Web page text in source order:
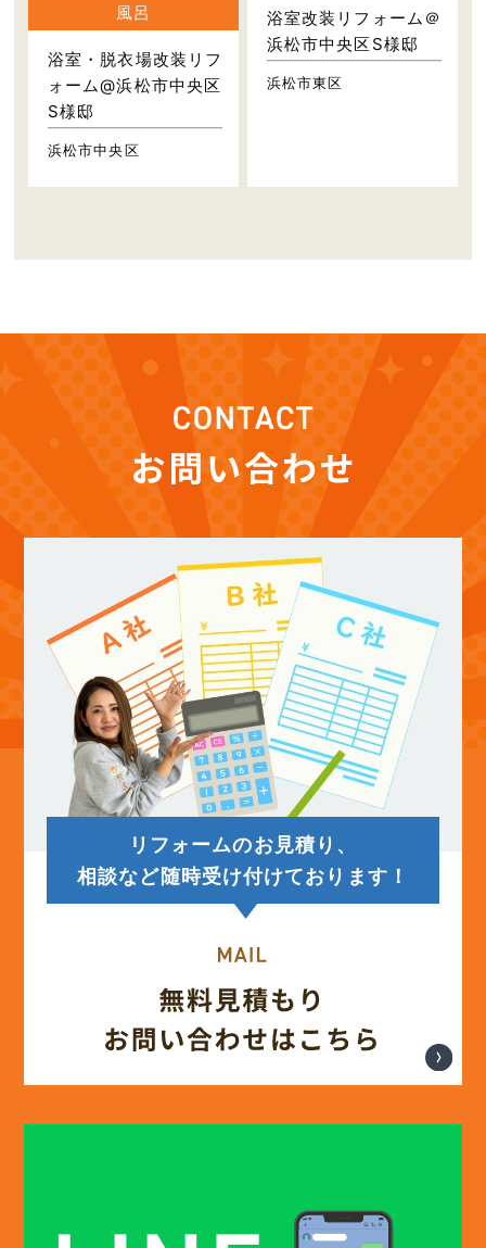
風呂
浴室・脱衣場改装リフ
ォーム@浜松市中央区
S様邸
浜松市中央区
浴室改装リフォーム＠
浜松市中央区S様邸
浜松市東区
リフォームのお見積り、
相談など随時受け付けております！